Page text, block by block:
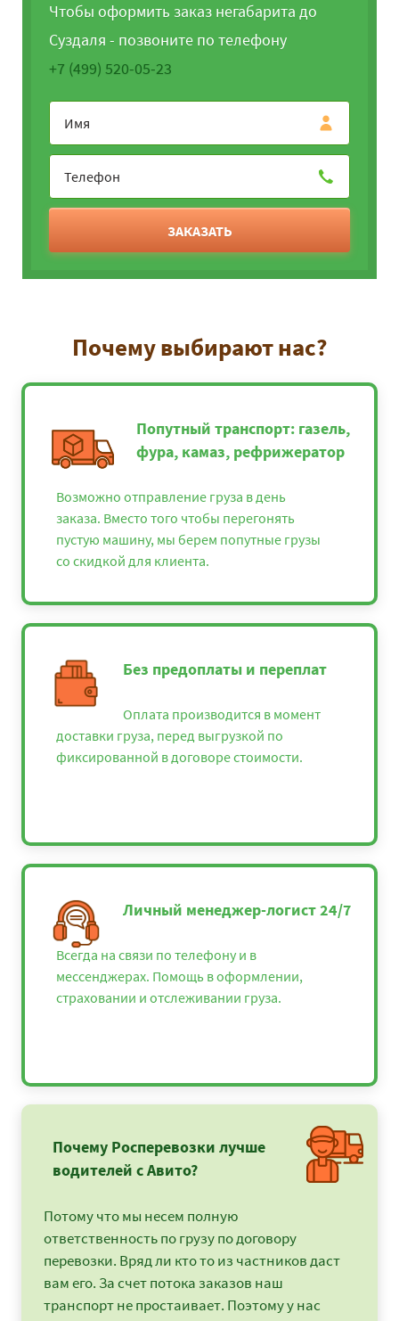
Чтобы оформить заказ негабарита до
Суздаля - позвоните по телефону
+7 (499) 520-05-23
ЗАКАЗАТЬ
Почему выбирают нас?
Попутный транспорт: газель,
фура, камаз, рефрижератор
Возможно отправление груза в день
заказа. Вместо того чтобы перегонять
пустую машину, мы берем попутные грузы
со скидкой для клиента.
Без предоплаты и переплат
Оплата производится в момент
доставки груза, перед выгрузкой по
фиксированной в договоре стоимости.
Личный менеджер-логист 24/7
Всегда на связи по телефону и в
мессенджерах. Помощь в оформлении,
страховании и отслеживании груза.
Почему Росперевозки лучше
водителей с Авито?
Потому что мы несем полную
ответственность по грузу по договору
перевозки. Вряд ли кто то из частников даст
вам его. За счет потока заказов наш
транспорт не простаивает. Поэтому у нас